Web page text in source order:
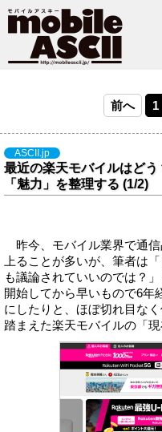
前へ 1
ASCII.jp
最近の楽天モバイルはど
「魅力」を整理する (1/2)
昨今、モバイル業界で通
上ることが多いが、筆者は
も議論されていいのでは？
開始してから早いもので6年
にしたりと、ほぼ切れ目な
踏まえた楽天モバイルの「